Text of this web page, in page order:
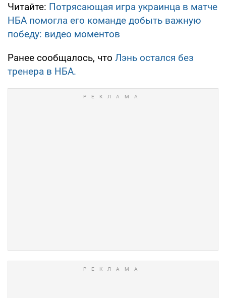
Читайте: Потрясающая игра украинца в матче
НБА помогла его команде добыть важную
победу: видео моментов
Ранее сообщалось, что Лэнь остался без
тренера в НБА.